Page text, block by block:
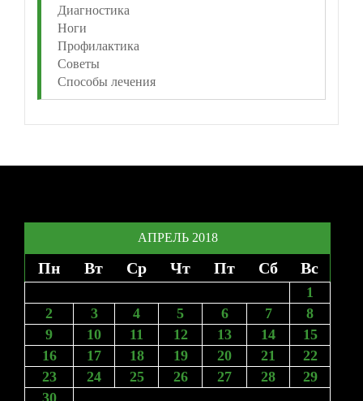
Диагностика
Ноги
Профилактика
Советы
Способы лечения
АПРЕЛЬ 2018
Пн Вт Ср Чт Пт Сб Вс
1
2
3 4 5 6 7
8
9
10 11 12 13 14
15
16
17 18 19 20 21
22
23
24 25 26 27 28
29
30